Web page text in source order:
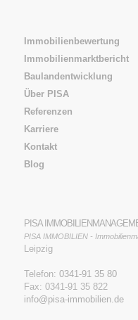
Immobilienbewertung
Immobilienmarktbericht
Baulandentwicklung
Über PISA
Referenzen
Karriere
Kontakt
Blog
PISA
PISA IMMOBILIEN -
Leipzig
Telefon: 0341-91 35 80
Fax: 0341-91 35 822
info@pisa-immobilien.de